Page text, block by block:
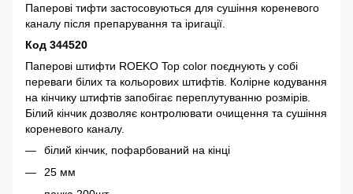
Паперові тифти застосовуються для сушіння кореневого
каналу після препарування та іригації.
Код 344520
Паперові штифти ROEKO Top color поєднують у собі
переваги білих та кольорових штифтів. Колірне кодування
на кінчику штифтів запобігає переплутуванню розмірів.
Білий кінчик дозволяє контролювати очищення та сушіння
кореневого каналу.
білий кінчик, пофарбований на кінці
25 мм